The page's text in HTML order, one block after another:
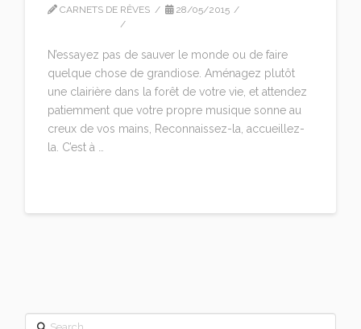
CARNETS DE RÊVES
28/05/2015
N’essayez pas de sauver le monde ou de faire
quelque chose de grandiose. Aménagez plutôt
une clairière dans la forêt de votre vie, et attendez
patiemment que votre propre musique sonne au
creux de vos mains, Reconnaissez-la, accueillez-
la. C’est à …
Search